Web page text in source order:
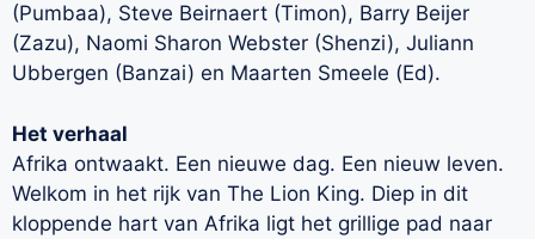
(Pumbaa), Steve Beirnaert (Timon), Barry Beijer
(Zazu), Naomi Sharon Webster (Shenzi), Juliann
Ubbergen (Banzai) en Maarten Smeele (Ed).
Het verhaal
Afrika ontwaakt. Een nieuwe dag. Een nieuw leven.
Welkom in het rijk van The Lion King. Diep in dit
kloppende hart van Afrika ligt het grillige pad naar